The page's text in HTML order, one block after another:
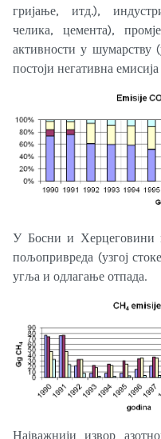
гријање, итд.),
челика, цемента),
активности у шумарству
постоји негативна
У Босни и Херцеговини
пољопривреда (узгој
угља и одлагање отпада.
Најважнији извор